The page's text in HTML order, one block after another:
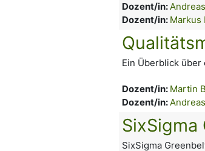
Dozent/in:
Dozent/in: Markus
Ein Überblick
Dozent/in: Martin
Dozent/in:
SixSigma
SixSigma